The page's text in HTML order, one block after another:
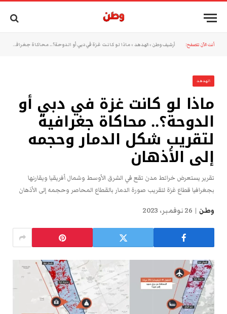
أنت الآن تتصفح: أرشيف وطن »الهدهد »ماذا لو كانت غزة في دبي أو الدوحة؟.. محاكاة جغرافية لتقريب شكل الدمار وحجمه إلى الأذهان
الهدهد
ماذا لو كانت غزة في دبي أو
الدوحة؟.. محاكاة جغرافية
لتقريب شكل الدمار وحجمه
إلى الأذهان
تقرير يستعرض خرائط مدن تقع في الشرق الأوسط وشمال أفريقيا ويقارنها
بجغرافيا قطاع غزة لتقريب صورة الدمار بالقطاع المحاصر وحجمه إلى الأذهان
وطن 26 نوفمبر، 2023